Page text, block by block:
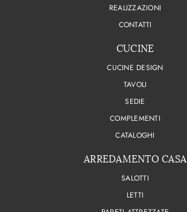
REALIZZAZIONI
CONTATTI
CUCINE
CUCINE DESIGN
TAVOLI
SEDIE
COMPLEMENTI
CATALOGHI
ARREDAMENTO CASA
SALOTTI
LETTI